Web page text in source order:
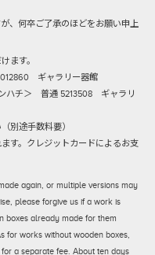
、何卒ご了承のほどをお願い申上
ます。
ギャラリー器館
ハチ＞ 普通 5213508 ギャラリ
別途手数料要）
す。クレジットカードによるお支
again, or multiple versions may
please forgive us if a work is
boxes already made for them
for works without wooden boxes,
a separate fee. About ten days